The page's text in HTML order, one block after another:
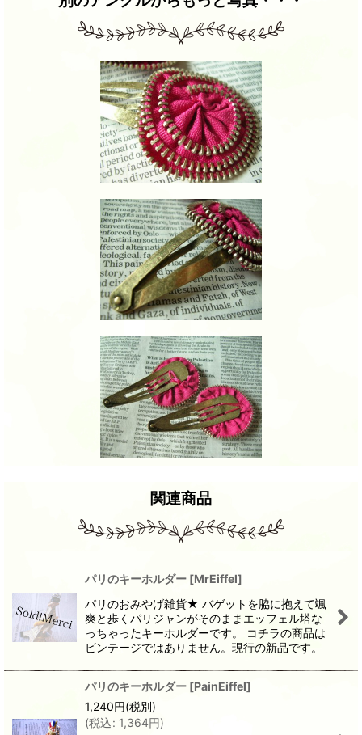
関連商品
パリのキーホルダー [MrEiffel]
パリのおみやげ雑貨★ バゲットを脇に抱えて颯
爽と歩くパリジャンがそのままエッフェル塔な
っちゃったキーホルダーです。 コチラの商品は
ビンテージではありません。現行の新品です。
パリのキーホルダー [PainEiffel]
1,240円(税別)
(税込: 1,364円)